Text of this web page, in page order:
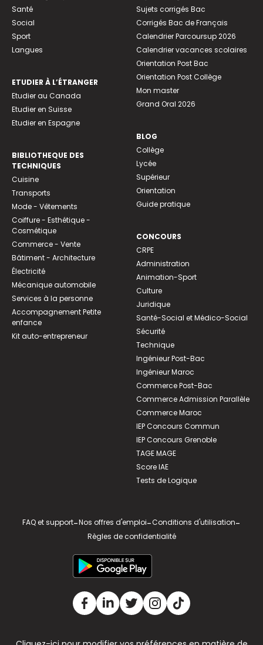
Santé
Social
Sport
Langues
ETUDIER À L’ÉTRANGER
Etudier au Canada
Etudier en Suisse
Etudier en Espagne
BIBLIOTHEQUE DES
TECHNIQUES
Cuisine
Transports
Mode - Vêtements
Coiffure - Esthétique -
Cosmétique
Commerce - Vente
Bâtiment - Architecture
Électricité
Mécanique automobile
Services à la personne
Accompagnement Petite
enfance
Kit auto-entrepreneur
Sujets corrigés Bac
Corrigés Bac de Français
Calendrier Parcoursup 2026
Calendrier vacances scolaires
Orientation Post Bac
Orientation Post Collège
Mon master
Grand Oral 2026
BLOG
Collège
Lycée
Supérieur
Orientation
Guide pratique
CONCOURS
CRPE
Administration
Animation-Sport
Culture
Juridique
Santé-Social et Médico-Social
Sécurité
Technique
Ingénieur Post-Bac
Ingénieur Maroc
Commerce Post-Bac
Commerce Admission Parallèle
Commerce Maroc
IEP Concours Commun
IEP Concours Grenoble
TAGE MAGE
Score IAE
Tests de Logique
FAQ et support-Nos offres d'emploi-Conditions d'utilisation-
Règles de confidentialité